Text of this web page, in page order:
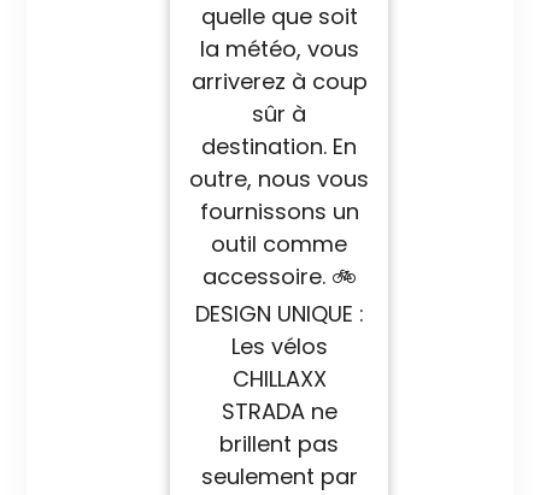
quelle que soit
la météo, vous
arriverez à coup
sûr à
destination. En
outre, nous vous
fournissons un
outil comme
accessoire. 🚲
DESIGN UNIQUE :
Les vélos
CHILLAXX
STRADA ne
brillent pas
seulement par